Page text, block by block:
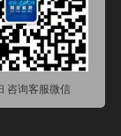
咨询客服微信